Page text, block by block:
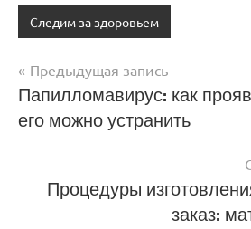
Следим за здоровьем
Навигация
по
Предыдущая запись
Папилломавирус: как
его можно устранить
Процедуры
заказ: